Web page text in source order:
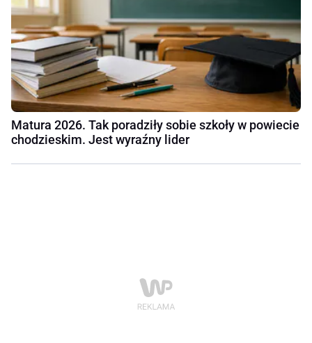
Matura 2026. Tak poradziły sobie szkoły w powiecie
chodzieskim. Jest wyraźny lider